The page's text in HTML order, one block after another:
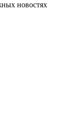
новостях